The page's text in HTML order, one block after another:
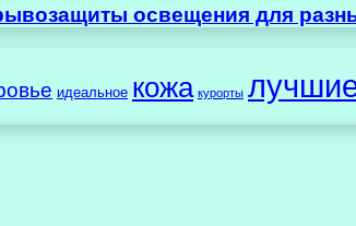
освещения для
идеальное кожа курорты